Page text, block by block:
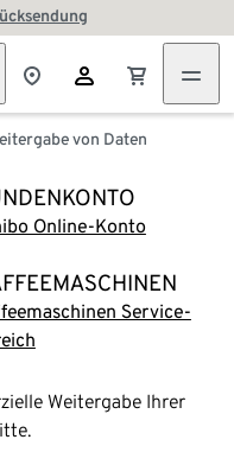
von Daten
Online-Konto
Service-
Weitergabe Ihrer